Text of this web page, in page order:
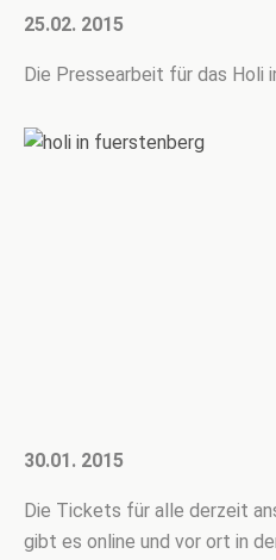
25.02. 2015
Die Pressearbeit für das Holi
30.01. 2015
Die Tickets für alle derzeit
gibt es online und vor ort in